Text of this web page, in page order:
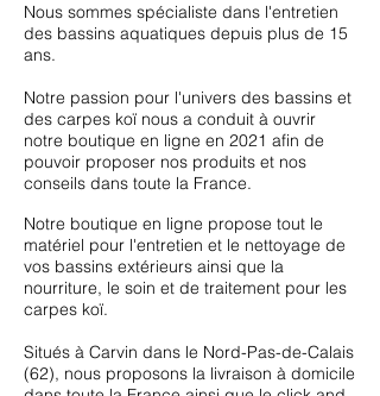
Nous sommes spécialiste dans l'entretien
des bassins aquatiques depuis plus de 15
ans.
Notre passion pour l'univers des bassins et
des carpes koï nous a conduit à ouvrir
notre boutique en ligne en 2021 afin de
pouvoir proposer nos produits et nos
conseils dans toute la France.
Notre boutique en ligne propose tout le
matériel pour l'entretien et le nettoyage de
vos bassins extérieurs ainsi que la
nourriture, le soin et de traitement pour les
carpes koï.
Situés à Carvin dans le Nord-Pas-de-Calais
(62), nous proposons la livraison à domicile